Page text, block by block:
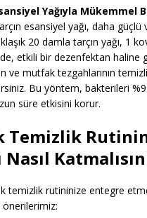
Yağıyla Mükemmel
esansiyel yağı, daha güçlü
20 damla tarçın yağı, 1
etkili bir dezenfektan haline
ve mutfak tezgahlarının
Bu yöntem, bakterileri
süre etkisini korur.
Temizlik
Nasıl
temizlik rutininize entegre
önerilerimiz: